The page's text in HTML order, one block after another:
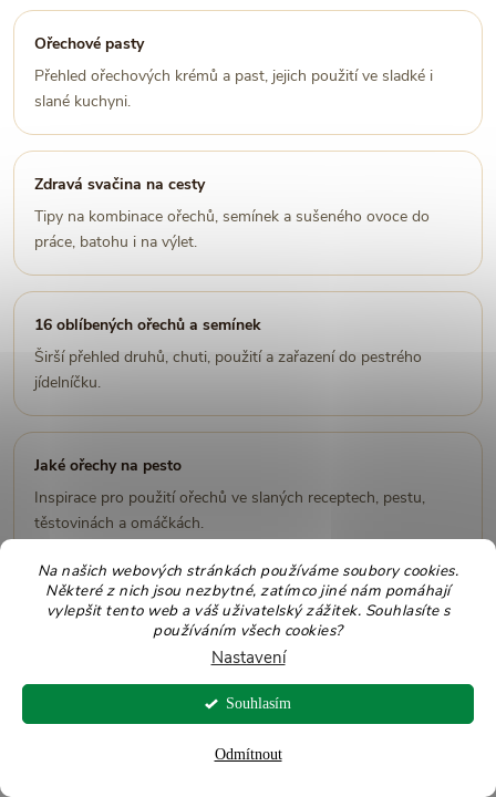
Na našich webových stránkách používáme soubory cookies.
Některé z nich jsou nezbytné, zatímco jiné nám pomáhají
vylepšit tento web a váš uživatelský zážitek. Souhlasíte s
používáním všech cookies?
Nastavení
Odmítnout
Souhlasím
Ořechové pasty
Přehled ořechových krémů a past, jejich použití ve sladké i
slané kuchyni.
Zdravá svačina na cesty
Tipy na kombinace ořechů, semínek a sušeného ovoce do
práce, batohu i na výlet.
16 oblíbených ořechů a semínek
Širší přehled druhů, chuti, použití a zařazení do pestrého
jídelníčku.
Jaké ořechy na pesto
Inspirace pro použití ořechů ve slaných receptech, pestu,
těstovinách a omáčkách.
Ořechy a keto dieta
Užitečné srovnání pro ty, kdo sledují sacharidy a vybírají